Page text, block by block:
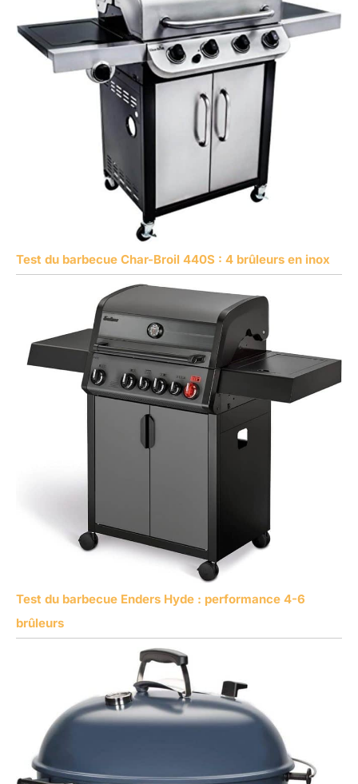
Test du barbecue Char-Broil 440S : 4 brûleurs en inox
Test du barbecue Enders Hyde : performance 4-6
brûleurs